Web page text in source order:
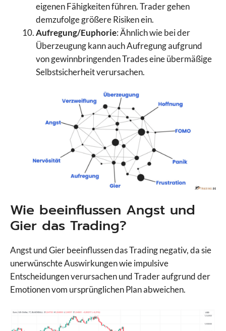
eigenen Fähigkeiten führen. Trader gehen
demzufolge größere Risiken ein.
Aufregung/Euphorie: Ähnlich wie bei der
Überzeugung kann auch Aufregung aufgrund
von gewinnbringenden Trades eine übermäßige
Selbstsicherheit verursachen.
Wie beeinflussen Angst und
Gier das Trading?
Angst und Gier beeinflussen das Trading negativ, da sie
unerwünschte Auswirkungen wie impulsive
Entscheidungen verursachen und Trader aufgrund der
Emotionen vom ursprünglichen Plan abweichen.